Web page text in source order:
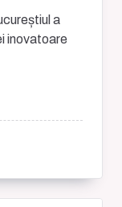
a
inovatoare